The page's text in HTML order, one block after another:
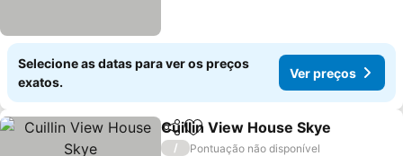
Selecione as datas para ver os preços
exatos.
Ver preços
PartilharAdicionar aos favoritos
Cuillin View House Skye
/
Pontuação não disponível